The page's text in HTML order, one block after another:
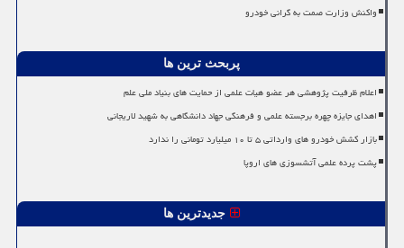
واکنش وزارت صمت به گرانی خودرو
پربحث ترین ها
اعلام ظرفیت پژوهشی هر عضو هیات علمی از حمایت های بنیاد ملی علم
اهدای جایزه چهره برجسته علمی و فرهنگی جهاد دانشگاهی به شهید لاریجانی
بازار کشش خودرو های وارداتی ۵ تا ۱۰ میلیارد تومانی را ندارد
پشت پرده علمی آتشسوزی های اروپا
جدیدترین ها